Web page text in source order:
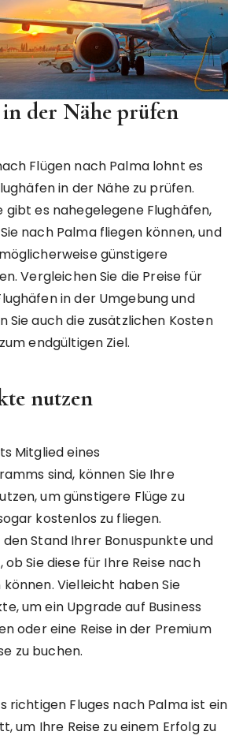
der Nähe prüfen
Flügen nach Palma lohnt es
in der Nähe zu prüfen.
gibt es nahegelegene Flughäfen,
nach Palma fliegen können, und
günstigere
Vergleichen Sie die Preise für
in der Umgebung und
Sie auch die zusätzlichen Kosten
endgültigen Ziel.
nutzen
Mitglied eines
sind, können Sie Ihre
um günstigere Flüge zu
kostenlos zu fliegen.
Stand Ihrer Bonuspunkte und
ob Sie diese für Ihre Reise nach
Vielleicht haben Sie
um ein Upgrade auf Business
oder eine Reise in der Premium
zu buchen.
richtigen Fluges nach Palma ist ein
um Ihre Reise zu einem Erfolg zu